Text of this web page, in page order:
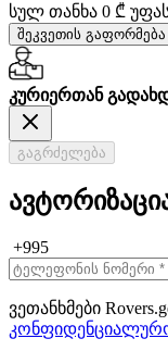
სულ თანხა 0 ₾
შეკვეთის გაფორმება
კურიერთან
გაგრძელება
+995
ვეთანხმები